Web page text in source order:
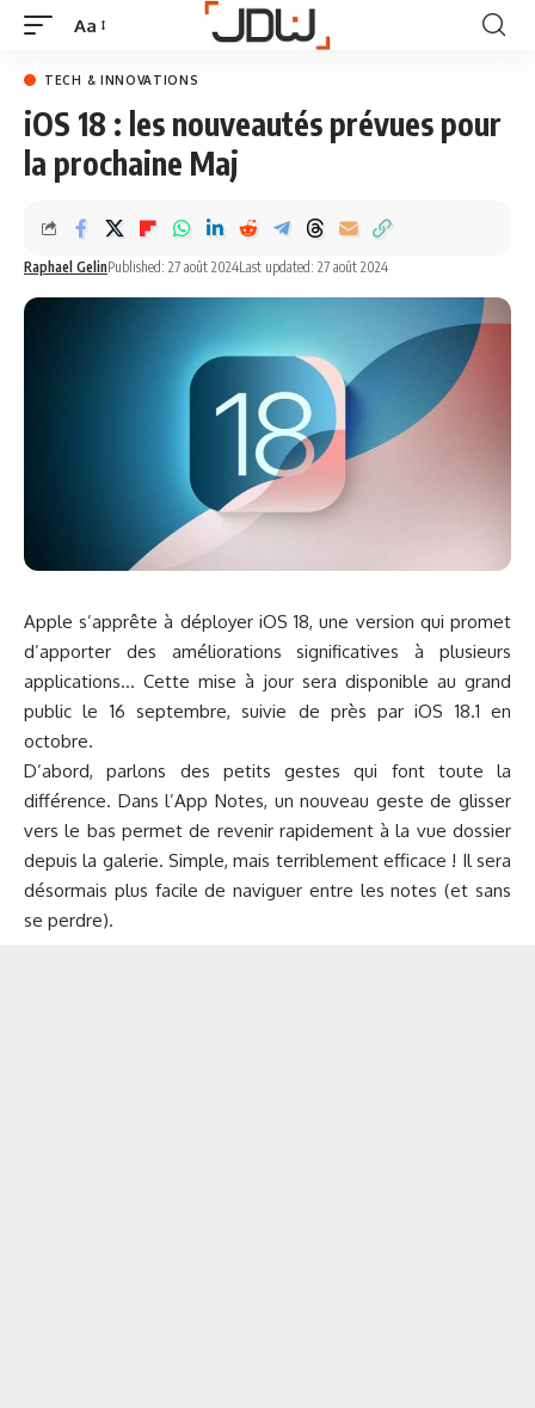
Aa
TECH & INNOVATIONS
iOS 18 : les nouveautés prévues pour
la prochaine Maj
Raphael GelinPublished: 27 août 2024Last updated: 27 août 2024
Apple s’apprête à déployer iOS 18, une version qui promet
d’apporter des améliorations significatives à plusieurs
applications… Cette mise à jour sera disponible au grand
public le 16 septembre, suivie de près par iOS 18.1 en
octobre.
D’abord, parlons des petits gestes qui font toute la
différence. Dans l’App Notes, un nouveau geste de glisser
vers le bas permet de revenir rapidement à la vue dossier
depuis la galerie. Simple, mais terriblement efficace ! Il sera
désormais plus facile de naviguer entre les notes (et sans
se perdre).